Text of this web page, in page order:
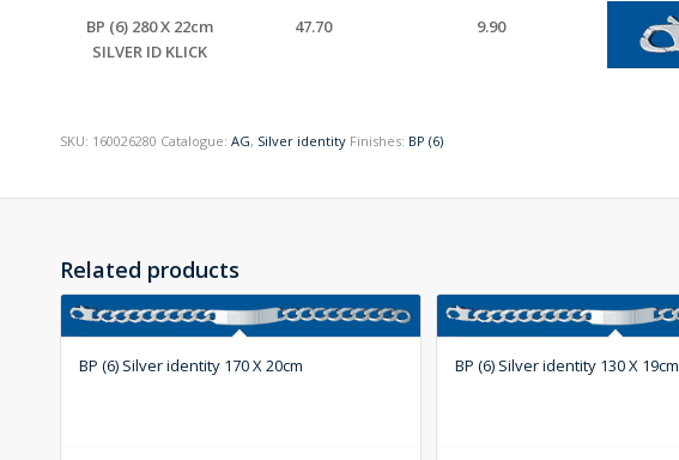
BP (6) 280 X 22cm
SILVER ID KLICK
47.70 9.90
SKU: 160026280 Catalogue: AG, Silver identity Finishes: BP (6)
Related products
BP (6) Silver identity 170 X 20cm BP (6) Silver identity 130 X 19cm